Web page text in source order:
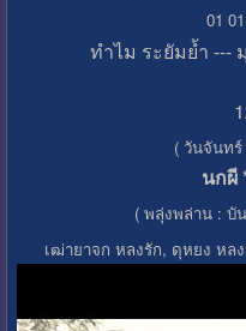
01
ทำไม ระยัมย้ำ ---
( วันจันทร์
นกผี
( พลุ่งพล่าน : บั
เฒ่ายาจก หลงรัก, ดุหยง หล